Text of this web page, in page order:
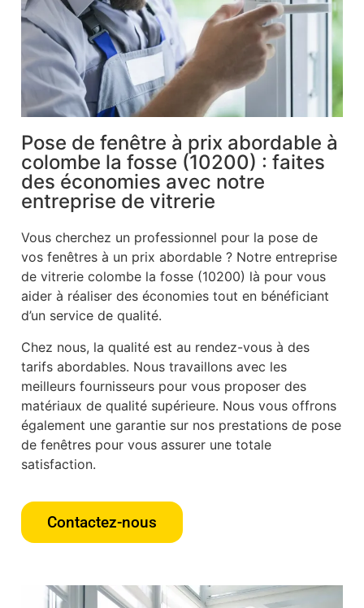
Pose de fenêtre à prix abordable à
colombe la fosse (10200) : faites
des économies avec notre
entreprise de vitrerie
Vous cherchez un professionnel pour la pose de
vos fenêtres à un prix abordable ? Notre entreprise
de vitrerie colombe la fosse (10200) là pour vous
aider à réaliser des économies tout en bénéficiant
d’un service de qualité.
Chez nous, la qualité est au rendez-vous à des
tarifs abordables. Nous travaillons avec les
meilleurs fournisseurs pour vous proposer des
matériaux de qualité supérieure. Nous vous offrons
également une garantie sur nos prestations de pose
de fenêtres pour vous assurer une totale
satisfaction.
Contactez-nous